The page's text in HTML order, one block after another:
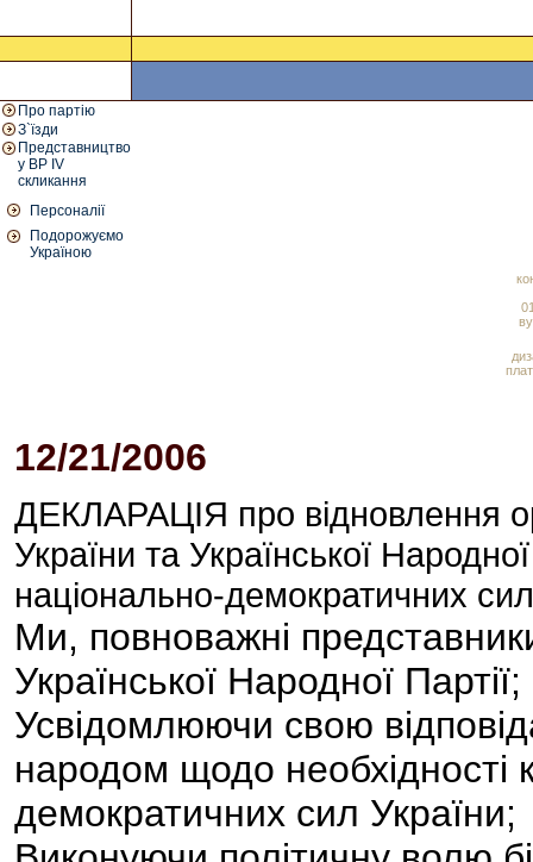
Про партію
З`їзди
Представництво
у ВР IV
скликання
Персоналії
Подорожуємо
Україною
12/21/2006
ДЕКЛАРАЦІЯ про відновлення
України та Української
національно-демократичних
Ми, повноважні
Української Народної Партії;
Усвідомлюючи свою
народом щодо необхідності
демократичних сил України;